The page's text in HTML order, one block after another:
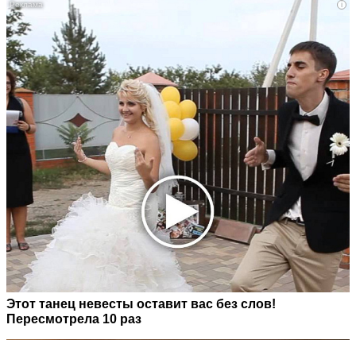
i
Этот танец невесты оставит вас без слов!
Пересмотрела 10 раз